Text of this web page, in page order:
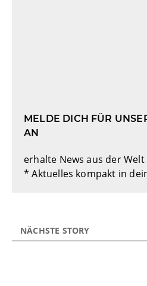
MELDE DICH FÜR
AN
erhalte News aus der
* Aktuelles kompakt in
NÄCHSTE STORY